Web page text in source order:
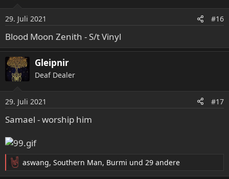
n
e
n
:
29. Juli 2021 #16
Blood Moon Zenith - S/t Vinyl
Gleipnir
Deaf Dealer
29. Juli 2021 #17
Samael - worship him
R
e
aswang, Southern Man, Burmi und 29 andere